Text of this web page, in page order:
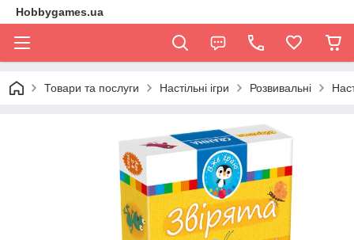
Hobbygames.ua
Товари та послуги Настільні ігри Розвивальні